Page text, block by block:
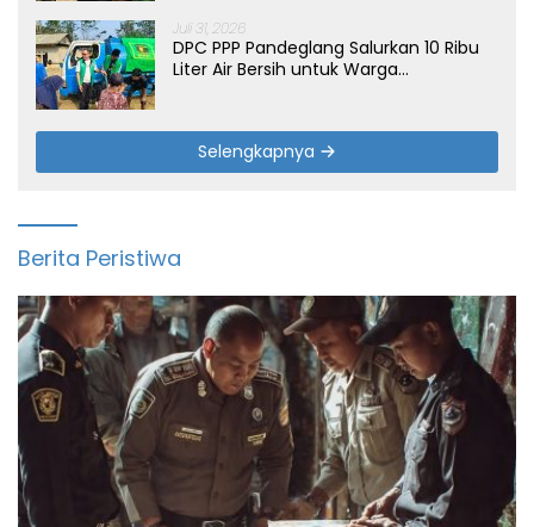
Juli 31, 2026
DPC PPP Pandeglang Salurkan 10 Ribu
Liter Air Bersih untuk Warga
Selengkapnya
Berita Peristiwa